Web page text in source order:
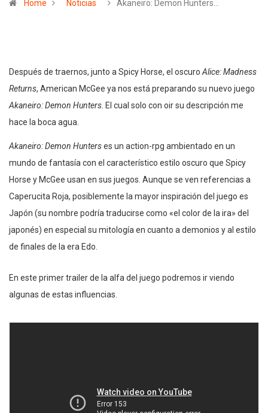
Home Noticias Akaneiro: Demon Hunters…
Después de traernos, junto a Spicy Horse, el oscuro Alice: Madness
Returns, American McGee ya nos está preparando su nuevo juego
Akaneiro: Demon Hunters . El cual solo con oir su descripción me
hace la boca agua.
Akaneiro: Demon Hunterses un action-rpg ambientado en un
mundo de fantasía con el característico estilo oscuro que Spicy
Horse y McGee usan en sus juegos. Aunque se ven referencias a
Caperucita Roja, posiblemente la mayor inspiración del juego es
Japón (su nombre podría traducirse como «el color de la ira» del
japonés) en especial su mitología en cuanto a demonios y al estilo
de finales de la era Edo.
En este primer trailer de la alfa del juego podremos ir viendo
algunas de estas influencias.